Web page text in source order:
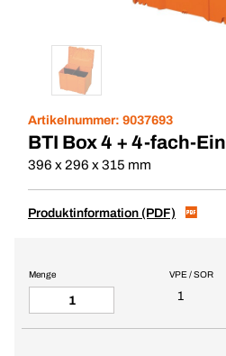
Artikelnummer: 9037693
BTI Box 4 + 4-fach-
396 x 296 x 315 mm
Produktinformation (PDF)
VPE / SOR
1
Menge